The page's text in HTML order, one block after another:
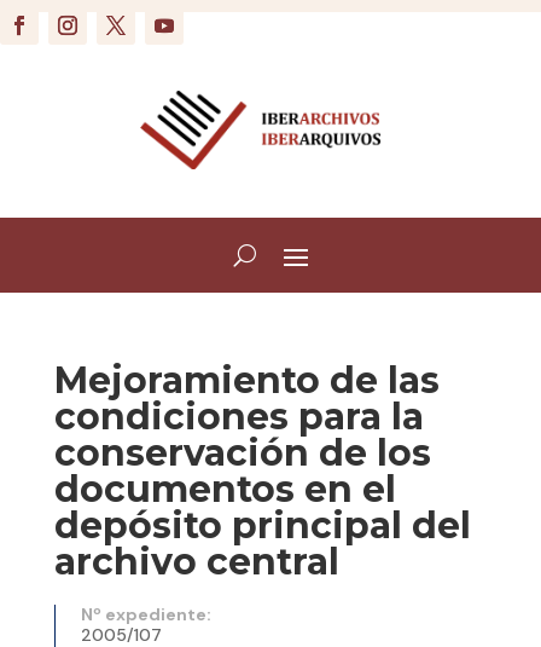
Mejoramiento de las
condiciones para la
conservación de los
documentos en el
depósito principal del
archivo central
Nº expediente:
2005/107